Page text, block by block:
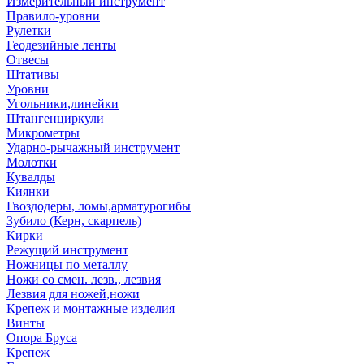
Правило-уровни
Рулетки
Геодезийные ленты
Отвесы
Штативы
Уровни
Угольники,линейки
Штангенциркули
Микрометры
Ударно-рычажный инструмент
Молотки
Кувалды
Киянки
Гвоздодеры, ломы,арматурогибы
Зубило (Керн, скарпель)
Кирки
Режущий инструмент
Ножницы по металлу
Ножи со смен. лезв., лезвия
Лезвия для ножей,ножи
Крепеж и монтажные изделия
Винты
Опора Бруса
Крепеж